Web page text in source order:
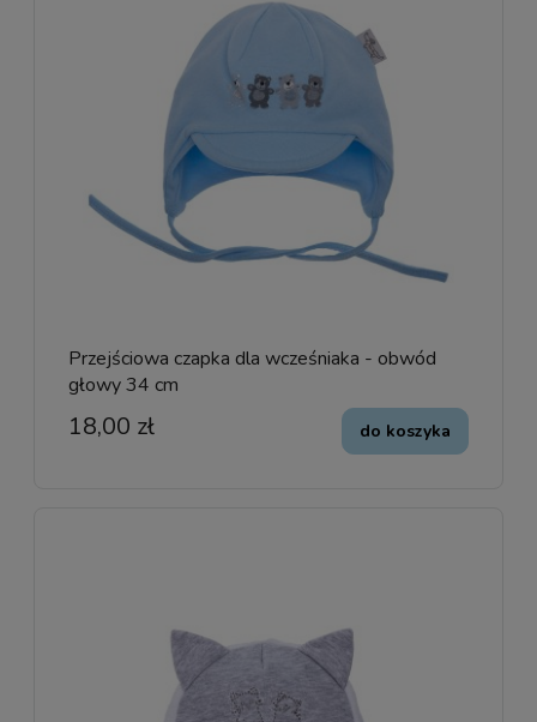
Przejściowa czapka dla wcześniaka - obwód
głowy 34 cm
18,00 zł do koszyka